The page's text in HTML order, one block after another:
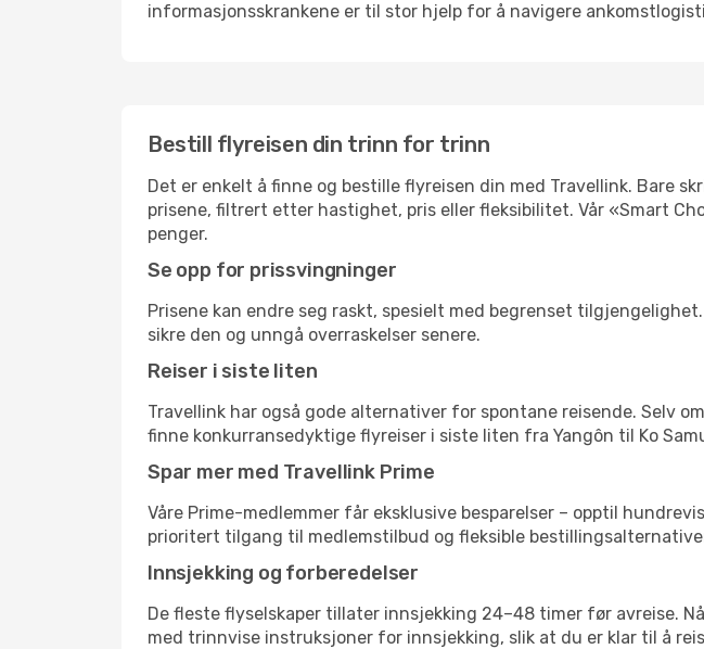
informasjonsskrankene er til stor hjelp for å navigere
Bestill flyreisen din trinn for trinn
Det er enkelt å finne og bestille flyreisen din med Travellink. Bare
prisene, filtrert etter hastighet, pris eller fleksibilitet. Vår «Smart
penger.
Se opp for prissvingninger
Prisene kan endre seg raskt, spesielt med begrenset
sikre den og unngå overraskelser senere.
Reiser i siste liten
Travellink har også gode alternativer for spontane reisende. Selv
finne konkurransedyktige flyreiser i siste liten fra Yangôn til Ko
Spar mer med Travellink Prime
Våre Prime-medlemmer får eksklusive besparelser – opptil
prioritert tilgang til medlemstilbud og fleksible
Innsjekking og forberedelser
De fleste flyselskaper tillater innsjekking 24–48 timer før avreise.
med trinnvise instruksjoner for innsjekking, slik at du er klar til å